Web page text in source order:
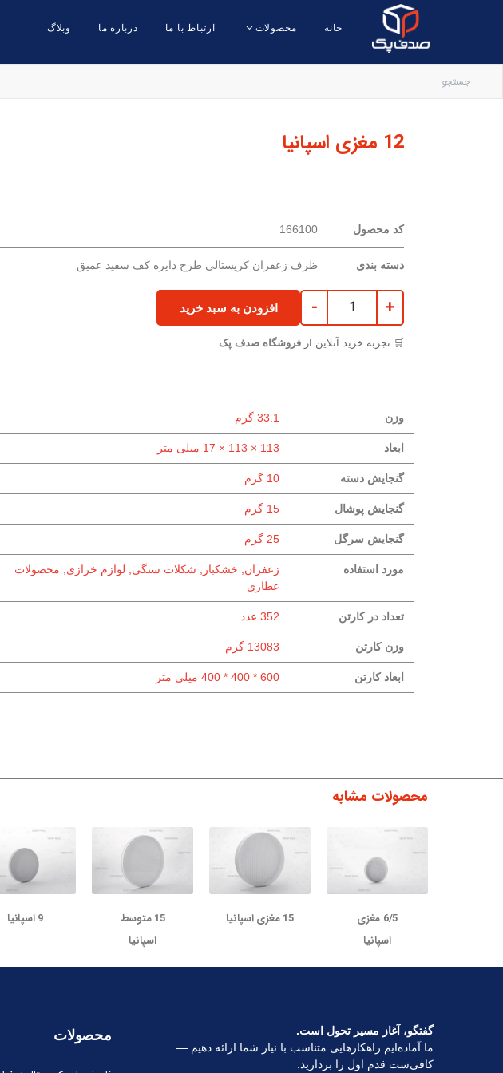
خانه محصولات ارتباط با ما درباره ما وبلاگ
12 مغزی اسپانیا
کد محصول 166100
دسته بندی ظرف زعفران کریستالی طرح دایره کف سفید عمیق
افزودن به سبد خرید +
-
🛒 تجربه خرید آنلاین از فروشگاه صدف پک
وزن 33.1 گرم
ابعاد 113 × 113 × 17 میلی متر
گنجایش دسته 10 گرم
گنجایش پوشال 15 گرم
گنجایش سرگل 25 گرم
مورد استفاده
زعفران, خشکبار, شکلات سنگی, لوازم خرازی, محصولات
عطاری
تعداد در کارتن 352 عدد
وزن کارتن 13083 گرم
ابعاد کارتن 600 * 400 * 400 میلی متر
محصولات مشابه
6/5 مغزی
اسپانیا
15 مغزی اسپانیا
15 متوسط
اسپانیا
9 اسپانیا
گفتگو، آغاز مسیر تحول است.
ما آماده‌ایم راهکارهایی متناسب با نیاز شما ارائه دهیم —
کافی‌ست قدم اول را بردارید.
محصولات